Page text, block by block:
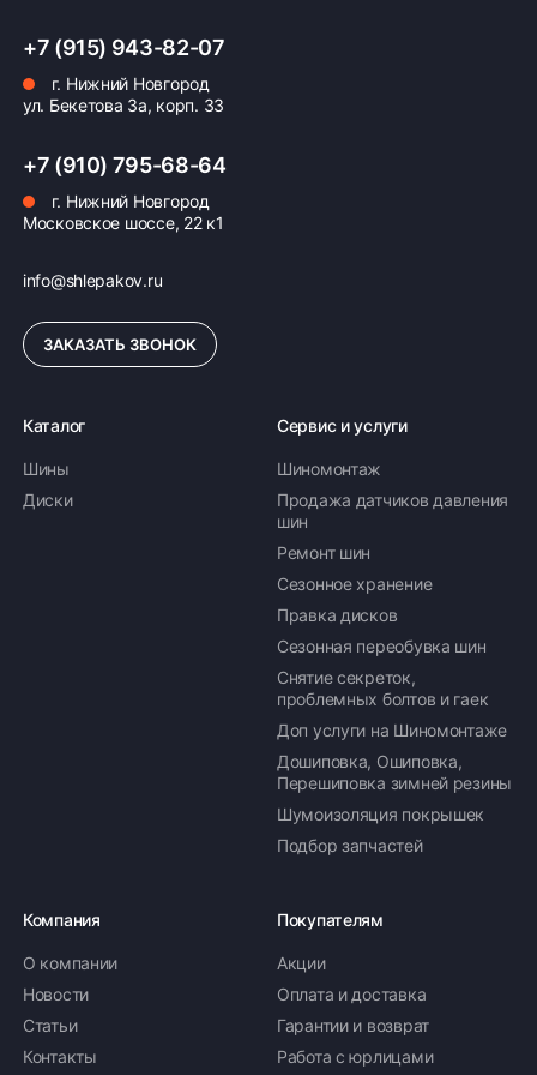
+7 (915) 943-82-07
г. Нижний Новгород
ул. Бекетова 3а, корп. 33
+7 (910) 795-68-64
г. Нижний Новгород
Московское шоссе, 22 к1
info@shlepakov.ru
ЗАКАЗАТЬ ЗВОНОК
Каталог
Шины
Диски
Сервис и услуги
Шиномонтаж
Продажа датчиков давления
шин
Ремонт шин
Сезонное хранение
Правка дисков
Сезонная переобувка шин
Снятие секреток,
проблемных болтов и гаек
Доп услуги на Шиномонтаже
Дошиповка, Ошиповка,
Перешиповка зимней резины
Шумоизоляция покрышек
Подбор запчастей
Компания
О компании
Новости
Статьи
Контакты
Покупателям
Акции
Оплата и доставка
Гарантии и возврат
Работа с юрлицами